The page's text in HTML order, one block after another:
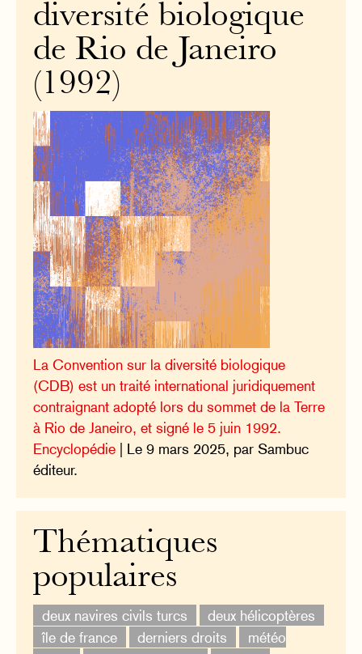
diversité biologique
de Rio de Janeiro
(1992)
La Convention sur la diversité biologique
(CDB) est un traité international juridiquement
contraignant adopté lors du sommet de la Terre
à Rio de Janeiro, et signé le 5 juin 1992.
Encyclopédie | Le 9 mars 2025, par Sambuc
éditeur.
Thématiques
populaires
deux navires civils turcs
deux hélicoptères
île de france
derniers droits
météo